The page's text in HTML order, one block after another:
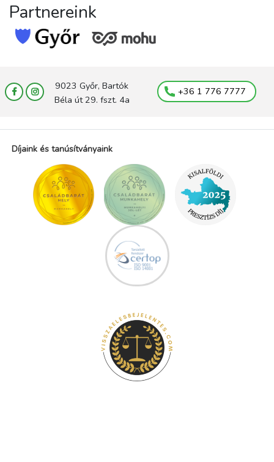
Partnereink
9023 Győr, Bartók
Béla út 29. fszt. 4a
+36 1 776 7777
Díjaink és tanúsítványaink